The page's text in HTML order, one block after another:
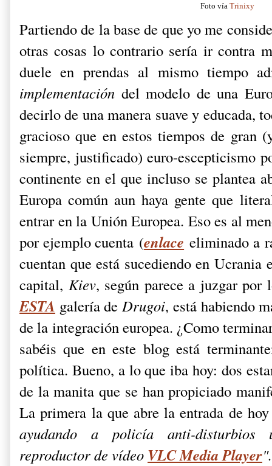
Foto víaTrinixy
Partiendo de la base de que yo me
otras cosas lo contrario sería ir contra
duele en prendas al mismo tiempo
implementación del modelo de una
decirlo de una manera suave y educada,
gracioso que en estos tiempos de gran
siempre, justificado) euro-escepticismo
continente en el que incluso se plantea
Europa común aun haya gente que
entrar en la Unión Europea. Eso es al
por ejemplo cuenta (enlace eliminado a
cuentan que está sucediendo en Ucrania
capital, Kiev, según parece a juzgar por
ESTA galería deDrugoi, está habiendo
de la integración europea. ¿Como
sabéis que en este blog está
política. Bueno, a lo que iba hoy: dos
de la manita que se han propiciado
La primera la que abre la entrada de
ayudando a policía anti-
reproductor de vídeo VLC Media Player".